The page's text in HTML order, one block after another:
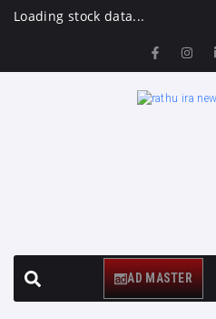
Loading stock data...
AD MASTER